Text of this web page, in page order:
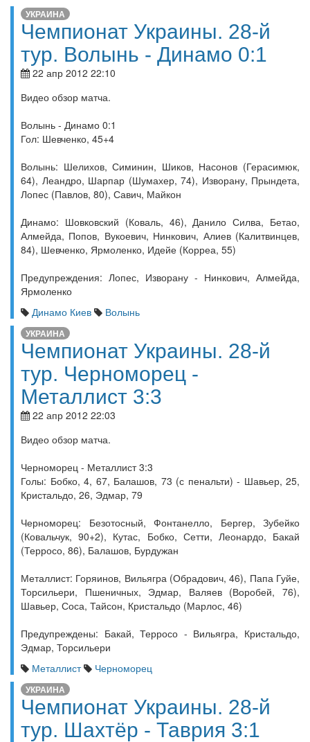
УКРАИНА
Чемпионат Украины. 28-й
тур. Волынь - Динамо 0:1
22 апр 2012 22:10
Видео обзор матча.
Волынь - Динамо 0:1
Гол: Шевченко, 45+4
Волынь: Шелихов, Симинин, Шиков, Насонов (Герасимюк,
64), Леандро, Шарпар (Шумахер, 74), Изворану, Прындета,
Лопес (Павлов, 80), Савич, Майкон
Динамо: Шовковский (Коваль, 46), Данило Силва, Бетао,
Алмейда, Попов, Вукоевич, Нинкович, Алиев (Калитвинцев,
84), Шевченко, Ярмоленко, Идейе (Корреа, 55)
Предупреждения: Лопес, Изворану - Нинкович, Алмейда,
Ярмоленко
Динамо Киев
Волынь
УКРАИНА
Чемпионат Украины. 28-й
тур. Черноморец -
Металлист 3:3
22 апр 2012 22:03
Видео обзор матча.
Черноморец - Металлист 3:3
Голы: Бобко, 4, 67, Балашов, 73 (с пенальти) - Шавьер, 25,
Кристальдо, 26, Эдмар, 79
Черноморец: Безотосный, Фонтанелло, Бергер, Зубейко
(Ковальчук, 90+2), Кутас, Бобко, Сетти, Леонардо, Бакай
(Терросо, 86), Балашов, Бурдужан
Металлист: Горяинов, Вильягра (Обрадович, 46), Папа Гуйе,
Торсильери, Пшеничных, Эдмар, Валяев (Воробей, 76),
Шавьер, Соса, Тайсон, Кристальдо (Марлос, 46)
Предупреждены: Бакай, Терросо - Вильягра, Кристальдо,
Эдмар, Торсильери
Металлист
Черноморец
УКРАИНА
Чемпионат Украины. 28-й
тур. Шахтёр - Таврия 3:1